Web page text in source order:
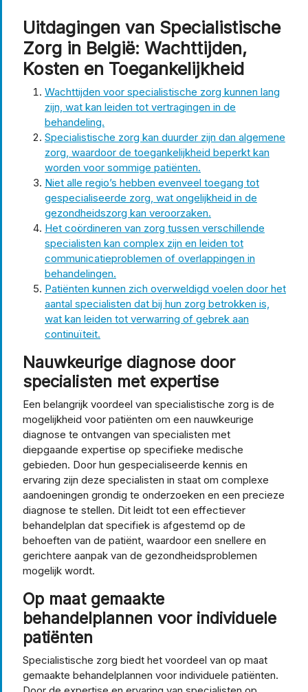
Uitdagingen van Specialistische
Zorg in België: Wachttijden,
Kosten en Toegankelijkheid
Wachttijden voor specialistische zorg kunnen lang
zijn, wat kan leiden tot vertragingen in de
behandeling.
Specialistische zorg kan duurder zijn dan algemene
zorg, waardoor de toegankelijkheid beperkt kan
worden voor sommige patiënten.
Niet alle regio’s hebben evenveel toegang tot
gespecialiseerde zorg, wat ongelijkheid in de
gezondheidszorg kan veroorzaken.
Het coördineren van zorg tussen verschillende
specialisten kan complex zijn en leiden tot
communicatieproblemen of overlappingen in
behandelingen.
Patiënten kunnen zich overweldigd voelen door het
aantal specialisten dat bij hun zorg betrokken is,
wat kan leiden tot verwarring of gebrek aan
continuïteit.
Nauwkeurige diagnose door
specialisten met expertise
Een belangrijk voordeel van specialistische zorg is de
mogelijkheid voor patiënten om een nauwkeurige
diagnose te ontvangen van specialisten met
diepgaande expertise op specifieke medische
gebieden. Door hun gespecialiseerde kennis en
ervaring zijn deze specialisten in staat om complexe
aandoeningen grondig te onderzoeken en een precieze
diagnose te stellen. Dit leidt tot een effectiever
behandelplan dat specifiek is afgestemd op de
behoeften van de patiënt, waardoor een snellere en
gerichtere aanpak van de gezondheidsproblemen
mogelijk wordt.
Op maat gemaakte
behandelplannen voor individuele
patiënten
Specialistische zorg biedt het voordeel van op maat
gemaakte behandelplannen voor individuele patiënten.